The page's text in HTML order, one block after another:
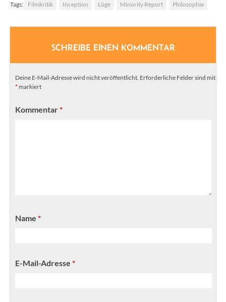
Tags: Filmkritik Inception Lüge Minority Report Philosophie
SCHREIBE EINEN KOMMENTAR
Deine E-Mail-Adresse wird nicht veröffentlicht. Erforderliche Felder sind mit
* markiert
Kommentar*
Name *
E-Mail-Adresse *